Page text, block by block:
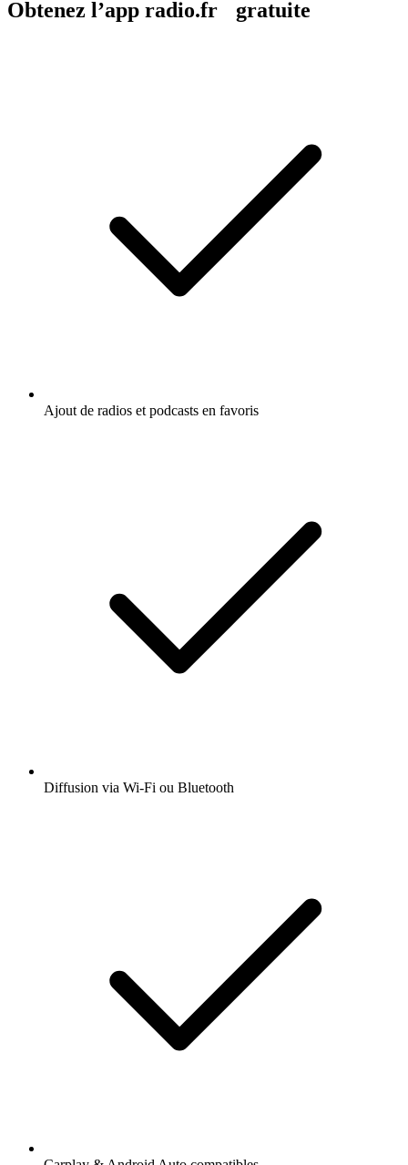
Obtenez l’app radio.fr gratuite
Ajout de radios et podcasts en favoris
Diffusion via Wi-Fi ou Bluetooth